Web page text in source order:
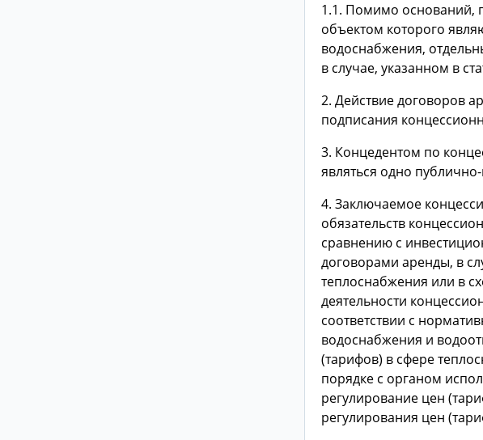
1.1. Помимо оснований,
объектом которого
водоснабжения,
в случае, указанном в
2. Действие договоров
подписания
3. Концедентом по
являться одно
4. Заключаемое
обязательств
сравнению с
договорами аренды, в
теплоснабжения или в
деятельности
соответствии с
водоснабжения и
(тарифов) в сфере
порядке с органом
регулирование цен
регулирования цен